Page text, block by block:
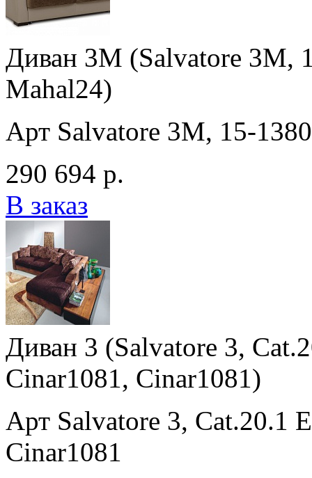
Диван 3M (Salvatore 3M,
Mahal24)
Арт Salvatore 3M, 15-
290 694 р.
В заказ
Диван 3 (Salvatore 3,
Cinar1081, Cinar1081)
Арт Salvatore 3, Cat.20.1
Cinar1081